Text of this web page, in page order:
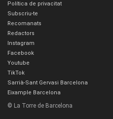
Política de privacitat
Subscriu-te
Recomanats
Redactors
Instagram
Facebook
Youtube
TikTok
Sarrià-Sant Gervasi Barcelona
Eixample Barcelona
© La Torre de Barcelona